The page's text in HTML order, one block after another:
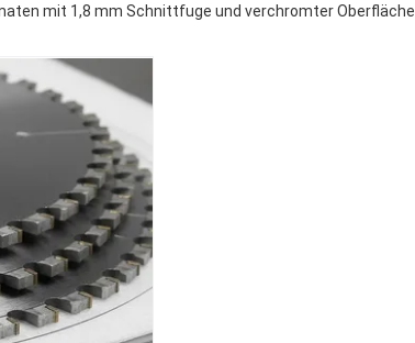
mit 1,8 mm Schnittfuge und verchromter Oberfläche